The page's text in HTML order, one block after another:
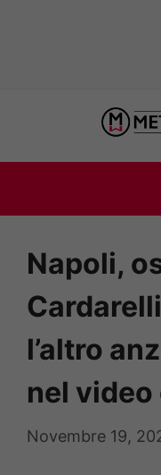
contenuto
Napoli,
l’altro
nel
Novembre 19,